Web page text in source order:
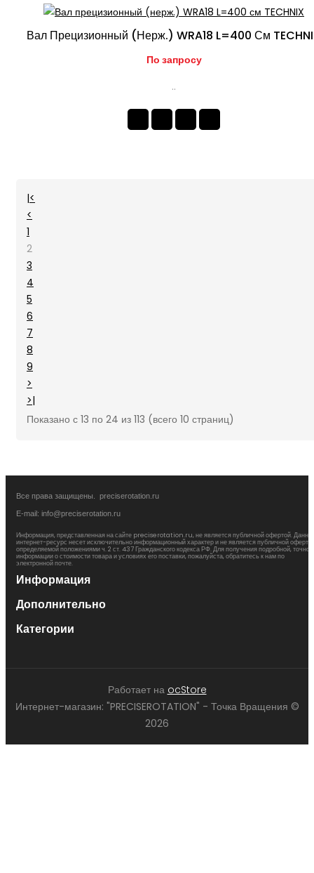
Вал Прецизионный (нерж.) WRA18 L=400 См
По запросу
..
|<
<
1
2
3
4
5
6
7
8
9
>
>|
Показано с 13 по 24 из 113 (всего 10 страниц)
Все права защищены. preciserotation.ru
E-mail: info@preciserotation.ru
Информация, представленная на сайте preciserotation.ru, не является публичной офертой.
интернет-ресурс несет исключительно информационный характер и не является публичной
определяемой положениями ч. 2 ст. 437 Гражданского кодекса РФ. Для получения подробной, точной
информации о стоимости товара и условиях его поставки, пожалуйста, обратитесь к нам по
электронной почте.
Информация
Дополнительно
Категории
Работает на ocStore
Интернет-магазин: "PRECISEROTATION" - Точка Вращения ©
2026